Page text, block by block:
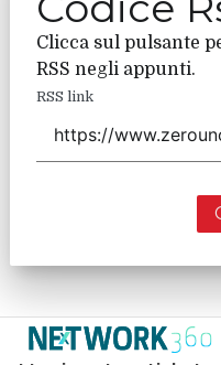
Clicca sul pulsante
RSS negli appunti.
RSS link